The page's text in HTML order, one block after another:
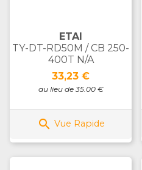
ETAI
TY-DT-RD50M / CB 250-
400T N/A
Prix
33,23 €
au lieu de 35.00 €
 Vue Rapide